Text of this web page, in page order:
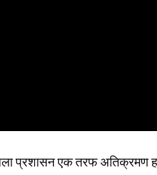
प्रशासन एक तरफ अतिक्रमण